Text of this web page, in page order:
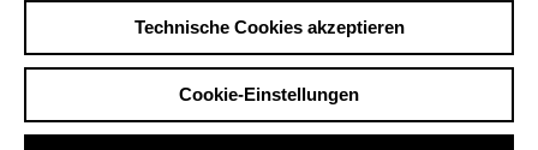
In Filmen / Medien wie ...
Technische Cookies akzeptieren
Cookie-Einstellungen